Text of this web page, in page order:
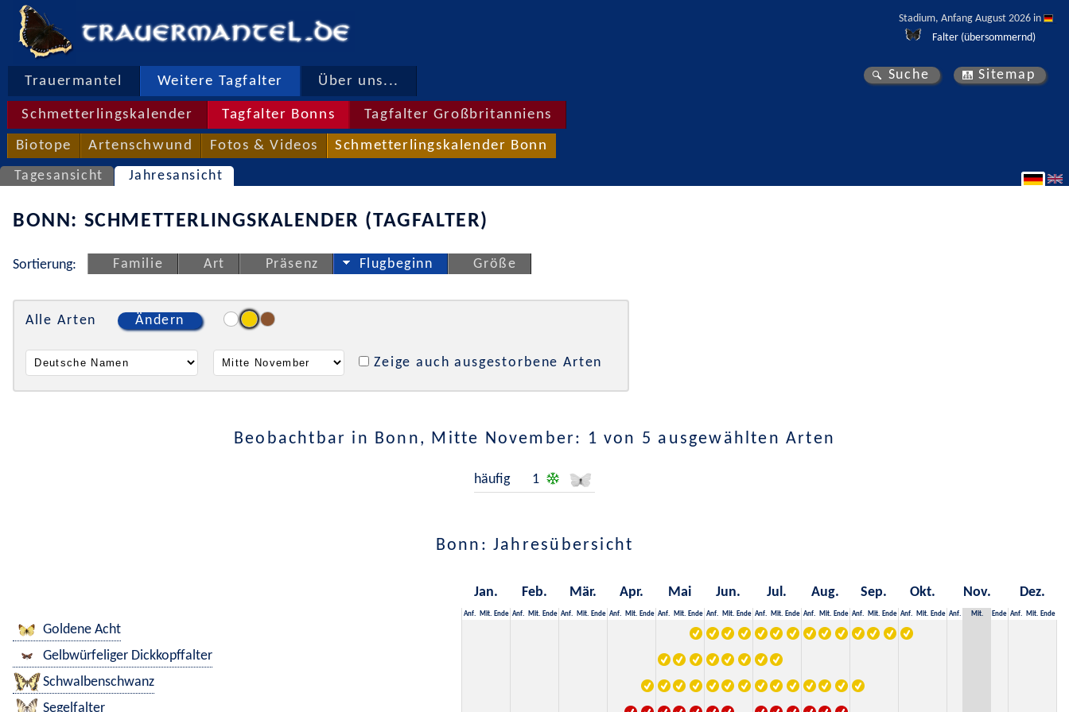
Stadium, Anfang August 2026 in
Falter (übersommernd)
Trauermantel Weitere Tagfalter Über uns...
Schmetterlingskalender Tagfalter Bonns Tagfalter Großbritanniens
Biotope Artenschwund Fotos & Videos Schmetterlingskalender Bonn
Suche Sitemap
Tagesansicht Jahresansicht
BONN: SCHMETTERLINGSKALENDER (TAGFALTER)
Sortierung: Familie Art Präsenz Flugbeginn Größe
Alle Arten Ändern
Zeige auch ausgestorbene Arten
Beobachtbar in Bonn, Mitte November: 1 von 5 ausgewählten Arten
häufig 1
Bonn: Jahresübersicht
Jan. Feb. Mär. Apr. Mai Jun. Jul. Aug. Sep. Okt. Nov. Dez.
Anf. Mit. Ende Anf. Mit. Ende Anf. Mit. Ende Anf. Mit. Ende Anf. Mit. Ende Anf. Mit. Ende Anf. Mit. Ende Anf. Mit. Ende Anf. Mit. Ende Anf. Mit. Ende Anf. Mit. Ende Anf. Mit. Ende
Goldene Acht
Gelbwürfeliger Dickkopffalter
Schwalbenschwanz
Segelfalter